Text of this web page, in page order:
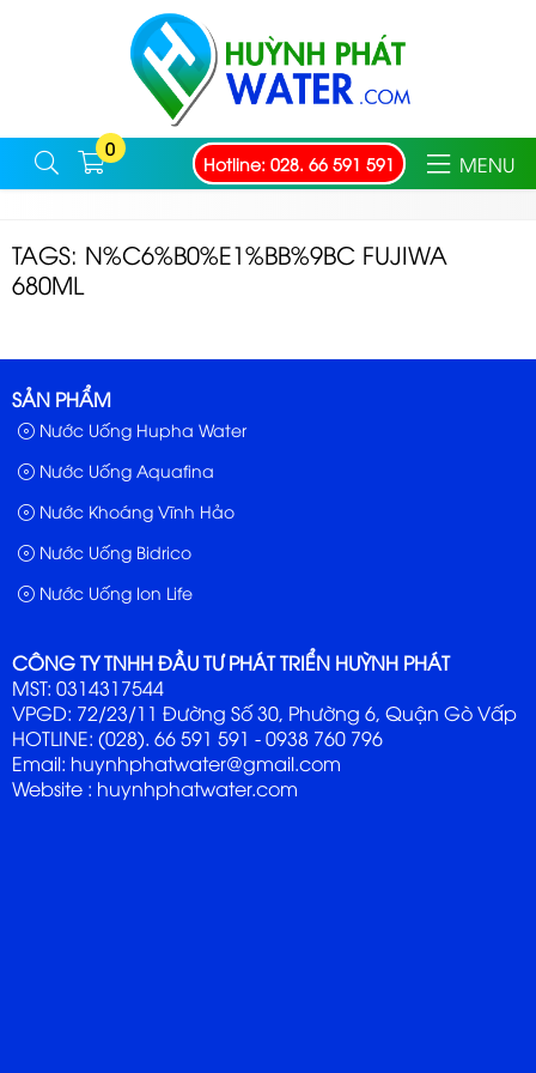
0
Hotline: 028. 66 591 591 MENU
TAGS: N%C6%B0%E1%BB%9BC FUJIWA
680ML
CÔNG TY TNHH ĐẦU TƯ PHÁT TRIỂN HUỲNH PHÁT
MST: 0314317544
VPGD: 72/23/11 Đường Số 30, Phường 6, Quận Gò Vấp
HOTLINE: (028). 66 591 591 - 0938 760 796
Email: huynhphatwater@gmail.com
Website : huynhphatwater.com
SẢN PHẨM
Nước Uống Hupha Water
Nước Uống Aquafina
Nước Khoáng Vĩnh Hảo
Nước Uống Bidrico
Nước Uống Ion Life